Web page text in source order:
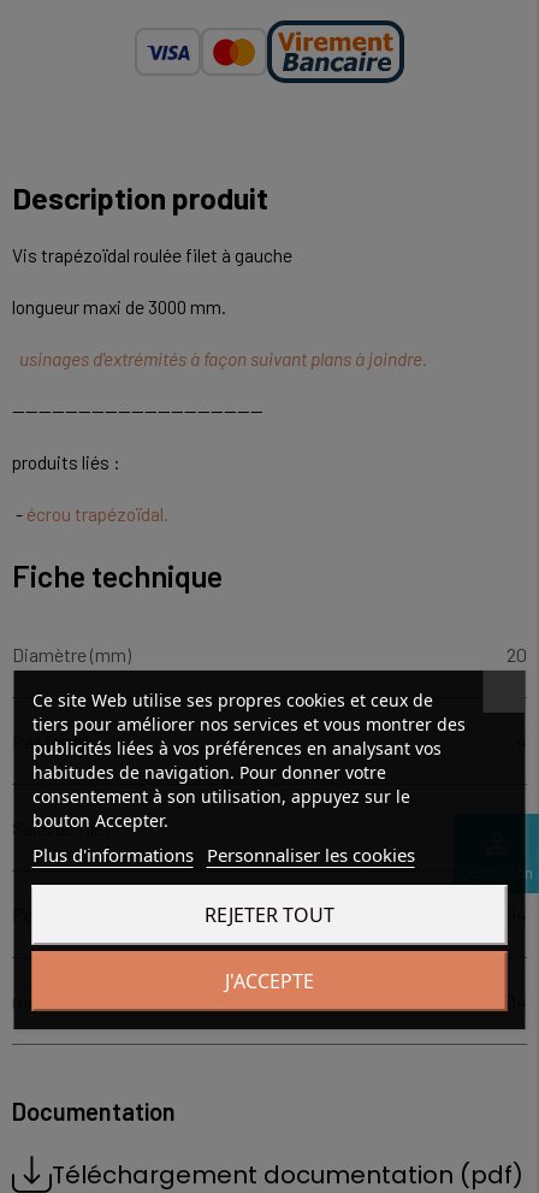
Connexion
Description produit
Vis trapézoïdal roulée filet à gauche
longueur maxi de 3000 mm.
usinages d'extrémités à façon suivant plans à joindre.
--------------------------------------
produits liés :
- écrou trapézoïdal.
Fiche technique
Diamètre (mm) 20
Pas (mm) 4
Sens du filet
1.94
matière vis inox 304
Documentation
Téléchargement documentation (pdf)
Ce site Web utilise ses propres cookies et ceux de
tiers pour améliorer nos services et vous montrer des
publicités liées à vos préférences en analysant vos
habitudes de navigation. Pour donner votre
consentement à son utilisation, appuyez sur le
bouton Accepter.
Plus d'informations Personnaliser les cookies
REJETER TOUT
J'ACCEPTE